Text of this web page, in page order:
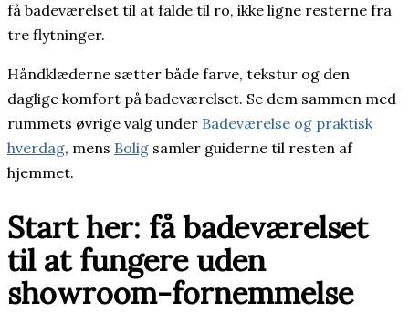
få badeværelset til at falde til ro, ikke ligne resterne fra
tre flytninger.
Håndklæderne sætter både farve, tekstur og den
daglige komfort på badeværelset. Se dem sammen med
rummets øvrige valg under Badeværelse og praktisk
hverdag, mens Bolig samler guiderne til resten af
hjemmet.
Start her: få badeværelset
til at fungere uden
showroom-fornemmelse